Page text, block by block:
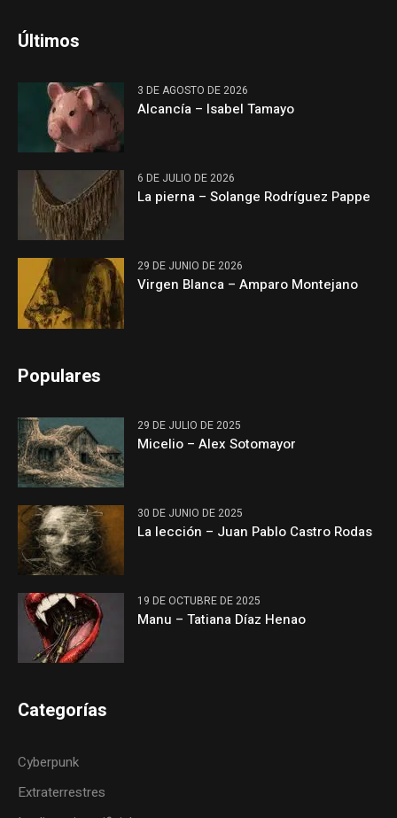
Últimos
3 DE AGOSTO DE 2026
Alcancía – Isabel Tamayo
6 DE JULIO DE 2026
La pierna – Solange Rodríguez Pappe
29 DE JUNIO DE 2026
Virgen Blanca – Amparo Montejano
Populares
29 DE JULIO DE 2025
Micelio – Alex Sotomayor
30 DE JUNIO DE 2025
La lección – Juan Pablo Castro Rodas
19 DE OCTUBRE DE 2025
Manu – Tatiana Díaz Henao
Categorías
Cyberpunk
Extraterrestres